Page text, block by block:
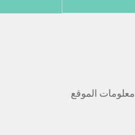
معلومات الموقع